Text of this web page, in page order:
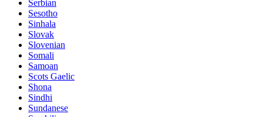
Serbian
Sesotho
Sinhala
Slovak
Slovenian
Somali
Samoan
Scots Gaelic
Shona
Sindhi
Sundanese